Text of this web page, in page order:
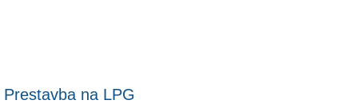
Prestavba na LPG